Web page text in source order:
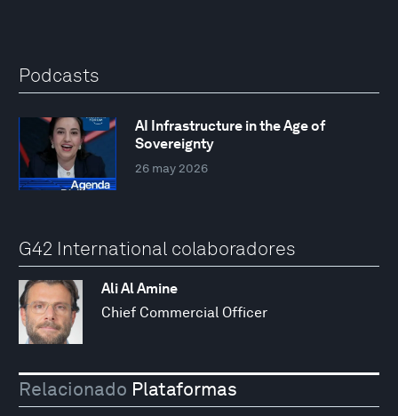
Podcasts
AI Infrastructure in the Age of
Sovereignty
26 may 2026
G42 International colaboradores
Ali Al Amine
Chief Commercial Officer
Relacionado Plataformas